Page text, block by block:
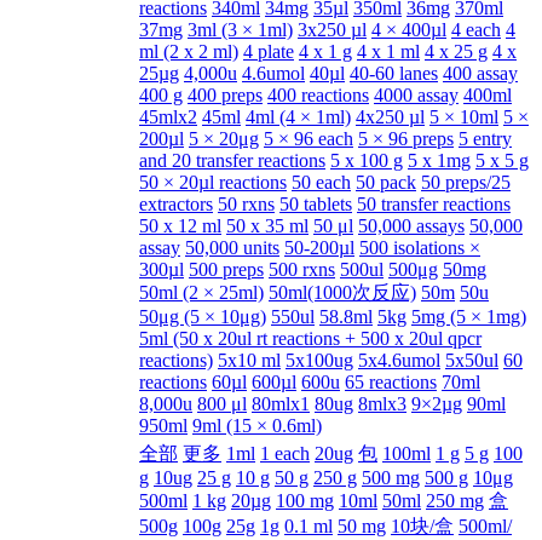
reactions 340ml 34mg 35µl 350ml 36mg 370ml
37mg 3ml (3 × 1ml) 3x250 µl 4 × 400µl 4 each 4
ml (2 x 2 ml) 4 plate 4 x 1 g 4 x 1 ml 4 x 25 g 4 x
25µg 4,000u 4.6umol 40µl 40-60 lanes 400 assay
400 g 400 preps 400 reactions 4000 assay 400ml
45mlx2 45ml 4ml (4 × 1ml) 4x250 µl 5 × 10ml 5 ×
200µl 5 × 20μg 5 × 96 each 5 × 96 preps 5 entry
and 20 transfer reactions 5 x 100 g 5 x 1mg 5 x 5 g
50 × 20µl reactions 50 each 50 pack 50 preps/25
extractors 50 rxns 50 tablets 50 transfer reactions
50 x 12 ml 50 x 35 ml 50 μl 50,000 assays 50,000
assay 50,000 units 50-200µl 500 isolations ×
300µl 500 preps 500 rxns 500ul 500μg 50mg
50ml (2 × 25ml) 50ml(1000次反应) 50m 50u
50μg (5 × 10μg) 550ul 58.8ml 5kg 5mg (5 × 1mg)
5ml (50 x 20ul rt reactions + 500 x 20ul qpcr
reactions) 5x10 ml 5x100ug 5x4.6umol 5x50ul 60
reactions 60µl 600µl 600u 65 reactions 70ml
8,000u 800 μl 80mlx1 80ug 8mlx3 9×2µg 90ml
950ml 9ml (15 × 0.6ml)
全部 更多 1ml 1 each 20ug 包 100ml 1 g 5 g 100
g 10ug 25 g 10 g 50 g 250 g 500 mg 500 g 10μg
500ml 1 kg 20µg 100 mg 10ml 50ml 250 mg 盒
500g 100g 25g 1g 0.1 ml 50 mg 10块/盒 500ml/